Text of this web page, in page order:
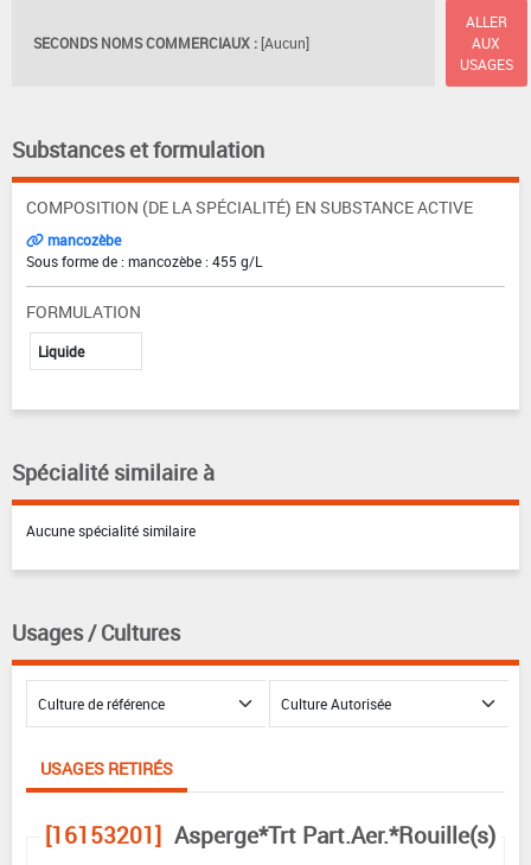
SECONDS NOMS COMMERCIAUX : [Aucun]
ALLER
AUX
USAGES
Substances et formulation
COMPOSITION (DE LA SPÉCIALITÉ) EN SUBSTANCE ACTIVE
mancozèbe
Sous forme de : mancozèbe : 455 g/L
FORMULATION
Liquide
Spécialité similaire à
Aucune spécialité similaire
Usages / Cultures
USAGES RETIRÉS
[16153201] Asperge*Trt Part.Aer.*Rouille(s)